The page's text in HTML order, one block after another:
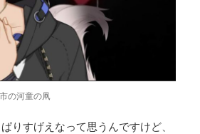
の河童の凧
りすげえなって思うんですけど、